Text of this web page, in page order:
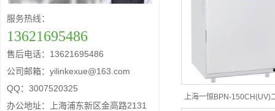
上海一恒BPN-150CH(UV)
服务热线：
13621695486
售后电话：13621695486
公司邮箱：yilinkexue@163.com
QQ：3007520325
办公地址：上海浦东新区金高路2131